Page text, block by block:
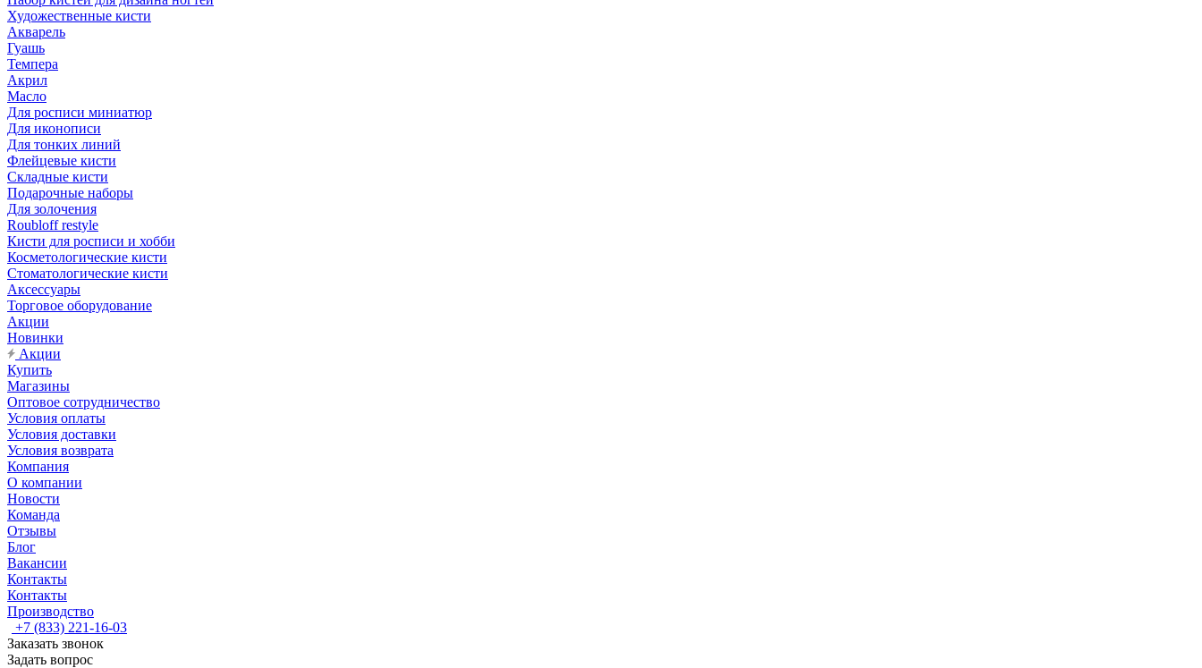
Художественные кисти
Акварель
Гуашь
Темпера
Акрил
Масло
Для росписи миниатюр
Для иконописи
Для тонких линий
Флейцевые кисти
Складные кисти
Подарочные наборы
Для золочения
Roubloff restyle
Кисти для росписи и хобби
Косметологические кисти
Стоматологические кисти
Аксессуары
Торговое оборудование
Акции
Новинки
Акции
Купить
Магазины
Оптовое сотрудничество
Условия оплаты
Условия доставки
Условия возврата
Компания
О компании
Новости
Команда
Отзывы
Блог
Вакансии
Контакты
Контакты
Производство
+7 (833) 221-16-03
Заказать звонок
Задать вопрос